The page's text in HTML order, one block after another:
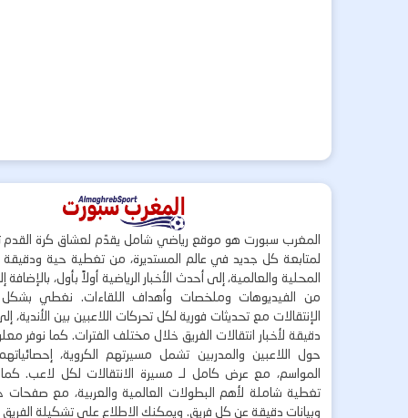
المغرب سبورت هو موقع رياضي شامل يقدّم لعشاق كرة القدم
لمتابعة كل جديد في عالم المستديرة، من تغطية حية ودقيقة
المحلية والعالمية، إلى أحدث الأخبار الرياضية أولاً بأول،
من الفيديوهات وملخصات وأهداف اللقاءات. نغطي
الإنتقالات مع تحديثات فورية لكل تحركات اللاعبين بين الأندية،
دقيقة لأخبار انتقالات الفريق خلال مختلف الفترات. كما نوفر
حول اللاعبين والمدربين تشمل مسيرتهم الكروية،
المواسم، مع عرض كامل لـ مسيرة الانتقالات لكل لاعب.
تغطية شاملة لأهم البطولات العالمية والعربية، مع صفحات
وبيانات دقيقة عن كل فريق. ويمكنك الاطلاع على تشكيلة الفريق